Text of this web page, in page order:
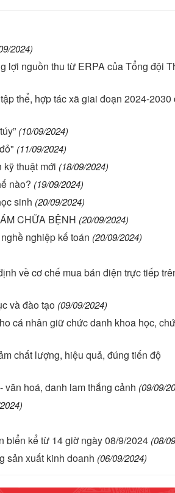
2024)
lợi nguồn thu từ ERPA của Tổng đội
thể, hợp tác xã giai đoạn 2024-2030
(10/09/2024)
(11/09/2024)
thuật mới (18/09/2024)
nào? (19/09/2024)
sinh (20/09/2024)
CHỮA BỆNH (20/09/2024)
nghiệp kế toán (20/09/2024)
về cơ chế mua bán điện trực tiếp
và đào tạo (09/09/2024)
cá nhân giữ chức danh khoa học,
chất lượng, hiệu quả, đúng tiến độ
hoá, danh lam thắng cảnh (09/09/
biển kể từ 14 giờ ngày 08/9/2024 (08/
sản xuất kinh doanh (06/09/2024)